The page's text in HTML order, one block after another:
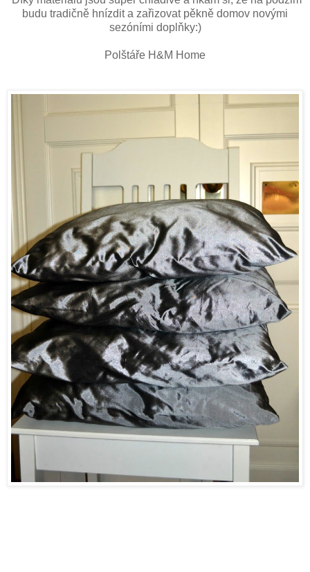
budu tradičně hnízdit a zařizovat pěkně domov novými
sezóními doplňky:)
Polštáře H&M Home